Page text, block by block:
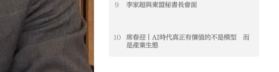
9 李家超與東盟秘書長會面
10
席春迎丨AI時代真正有價值的不是模型 而
是產業生態